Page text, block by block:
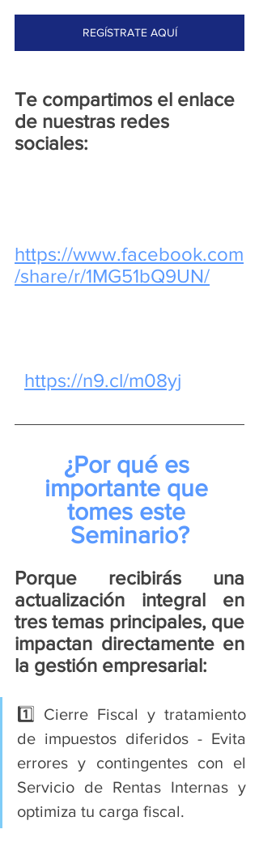
REGÍSTRATE AQUÍ
Te compartimos el enlace
de nuestras redes
sociales:
https://www.facebook.com
/share/r/1MG51bQ9UN/
https://n9.cl/m08yj
¿Por qué es
importante que
tomes este
Seminario?
Porque recibirás una
actualización integral en
tres temas principales, que
impactan directamente en
la gestión empresarial:
1️⃣ Cierre Fiscal y tratamiento
de impuestos diferidos - Evita
errores y contingentes con el
Servicio de Rentas Internas y
optimiza tu carga fiscal.